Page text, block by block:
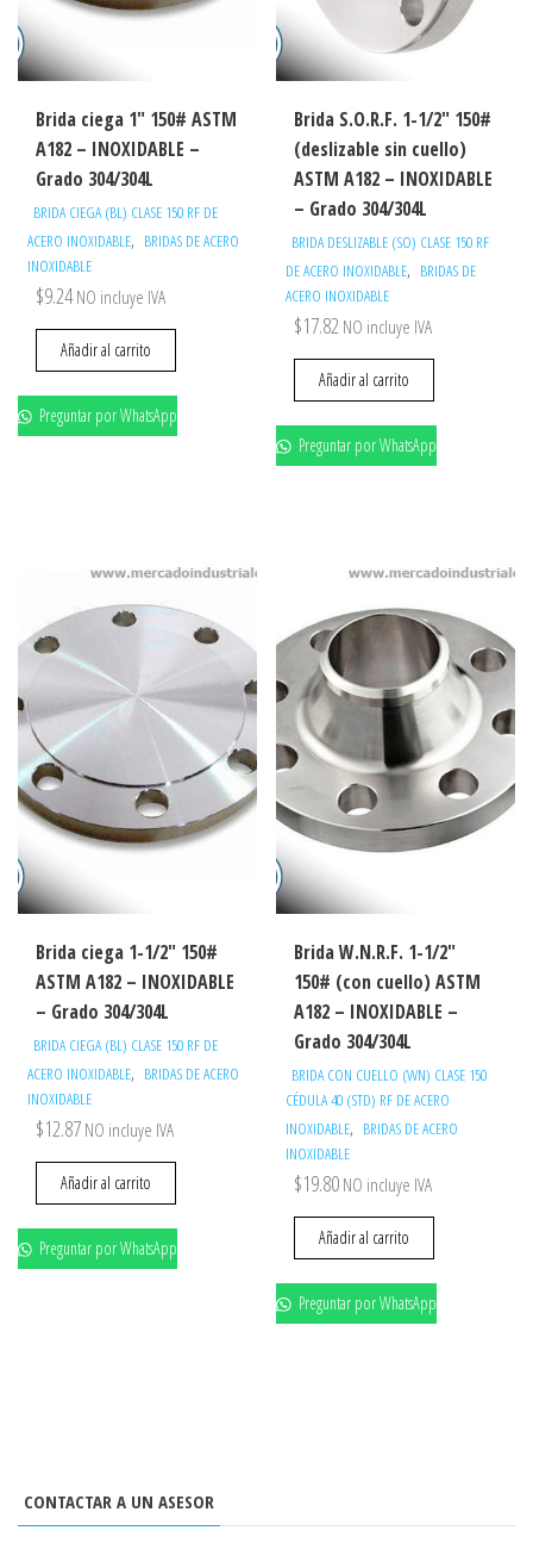
Brida ciega 1″ 150# ASTM
A182 – INOXIDABLE –
Grado 304/304L
BRIDA CIEGA (BL) CLASE 150 RF DE
ACERO INOXIDABLE, BRIDAS DE ACERO
INOXIDABLE
$9.24 NO incluye IVA
Añadir al carrito
Preguntar por WhatsApp
Brida S.O.R.F. 1-1/2″ 150#
(deslizable sin cuello)
ASTM A182 – INOXIDABLE
– Grado 304/304L
BRIDA DESLIZABLE (SO) CLASE 150 RF
DE ACERO INOXIDABLE, BRIDAS DE
ACERO INOXIDABLE
$17.82 NO incluye IVA
Añadir al carrito
Preguntar por WhatsApp
Brida ciega 1-1/2″ 150#
ASTM A182 – INOXIDABLE
– Grado 304/304L
BRIDA CIEGA (BL) CLASE 150 RF DE
ACERO INOXIDABLE, BRIDAS DE ACERO
INOXIDABLE
$12.87 NO incluye IVA
Añadir al carrito
Preguntar por WhatsApp
Brida W.N.R.F. 1-1/2″
150# (con cuello) ASTM
A182 – INOXIDABLE –
Grado 304/304L
BRIDA CON CUELLO (WN) CLASE 150
CÉDULA 40 (STD) RF DE ACERO
INOXIDABLE, BRIDAS DE ACERO
INOXIDABLE
$19.80 NO incluye IVA
Añadir al carrito
Preguntar por WhatsApp
CONTACTAR A UN ASESOR